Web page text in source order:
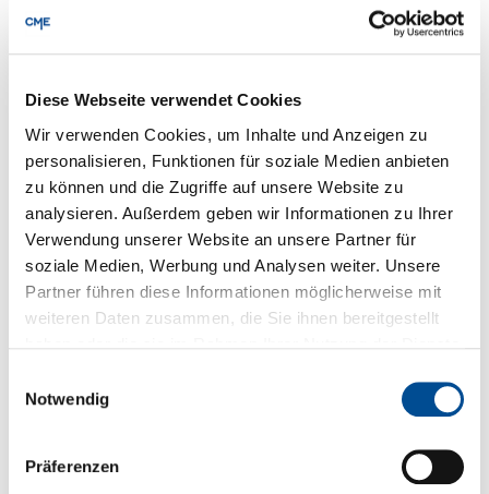
Diese Webseite verwendet Cookies
Wir verwenden Cookies, um Inhalte und Anzeigen zu
personalisieren, Funktionen für soziale Medien anbieten
zu können und die Zugriffe auf unsere Website zu
analysieren. Außerdem geben wir Informationen zu Ihrer
Verwendung unserer Website an unsere Partner für
soziale Medien, Werbung und Analysen weiter. Unsere
Partner führen diese Informationen möglicherweise mit
weiteren Daten zusammen, die Sie ihnen bereitgestellt
Notwendig
Präferenzen
Lieferung & Rücksendungen
Per E-mail versenden
Downloads zum Produkt
Fragen zum Produkt
Sie haben Fragen zum Produkt?